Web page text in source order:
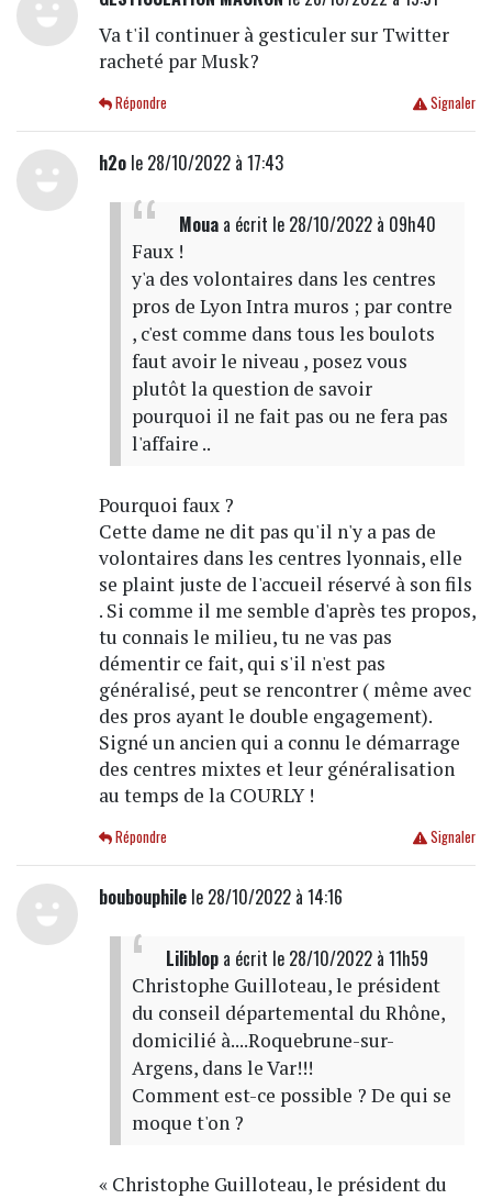
Va t'il continuer à gesticuler sur Twitter
racheté par Musk?
Signaler
Répondre
h2ole 28/10/2022 à 17:43
Mouaa écrit le 28/10/2022 à 09h40
Faux !
y'a des volontaires dans les centres
pros de Lyon Intra muros ; par contre
, c'est comme dans tous les boulots
faut avoir le niveau , posez vous
plutôt la question de savoir
pourquoi il ne fait pas ou ne fera pas
l'affaire ..
Pourquoi faux ?
Cette dame ne dit pas qu'il n'y a pas de
volontaires dans les centres lyonnais, elle
se plaint juste de l'accueil réservé à son fils
. Si comme il me semble d'après tes propos,
tu connais le milieu, tu ne vas pas
démentir ce fait, qui s'il n'est pas
généralisé, peut se rencontrer ( même avec
des pros ayant le double engagement).
Signé un ancien qui a connu le démarrage
des centres mixtes et leur généralisation
au temps de la COURLY !
Signaler
Répondre
boubouphilele 28/10/2022 à 14:16
Liliblopa écrit le 28/10/2022 à 11h59
Christophe Guilloteau, le président
du conseil départemental du Rhône,
domicilié à....Roquebrune-sur-
Argens, dans le Var!!!
Comment est-ce possible ? De qui se
moque t'on ?
« Christophe Guilloteau, le président du